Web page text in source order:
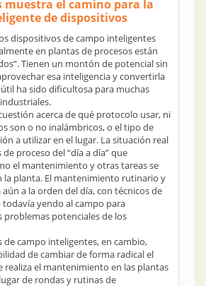
muestra el camino para la
de dispositivos
dispositivos de campo inteligentes
en plantas de procesos están
Tienen un montón de potencial sin
esa inteligencia y convertirla
ha sido dificultosa para muchas
acerca de qué protocolo usar, ni
son o no inalámbricos, o el tipo de
a utilizar en el lugar. La situación real
proceso del “día a día” que
el mantenimiento y otras tareas se
la planta. El mantenimiento rutinario y
a la orden del día, con técnicos de
yendo al campo para
problemas potenciales de los
de campo inteligentes, en cambio,
de cambiar de forma radical el
realiza el mantenimiento en las plantas
de rondas y rutinas de